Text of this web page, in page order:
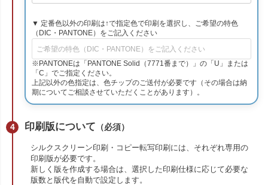
▼ 定番色以外の印刷は↑で指定色で印刷を選択し、ご希望の特色
（DIC・PANTONE）をご記入ください
※PANTONEは「PANTONE Solid（7771番まで）」の「U」または
「C」でご指定ください。
上記以外の色指定は、色チップのご送付が必要です（その場合は納
期についてご相談させていただくことがあります）。
印刷版について （必須）
シルクスクリーン印刷・コピー転写印刷には、それぞれ専用の
印刷版が必要です。
新しく版を作成する場合は、選択した印刷仕様に応じて必要な
版数と版代を自動で設定します。